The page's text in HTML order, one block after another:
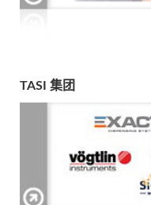
TASI 集团